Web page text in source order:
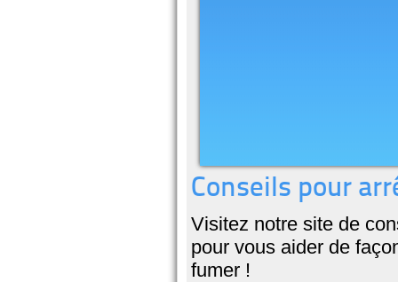
Conseils pour
Visitez notre site de
pour vous aider de
fumer !